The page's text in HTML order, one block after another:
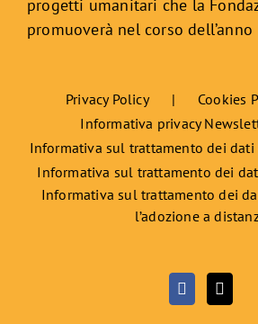
progetti umanitari che la
promuoverà nel corso dell’anno
Privacy Policy
Cookies
Informativa privacy
Informativa sul trattamento dei dati
Informativa sul trattamento dei
Informativa sul trattamento dei
l’adozione a